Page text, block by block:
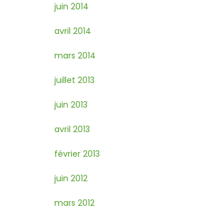
juin 2014
avril 2014
mars 2014
juillet 2013
juin 2013
avril 2013
février 2013
juin 2012
mars 2012